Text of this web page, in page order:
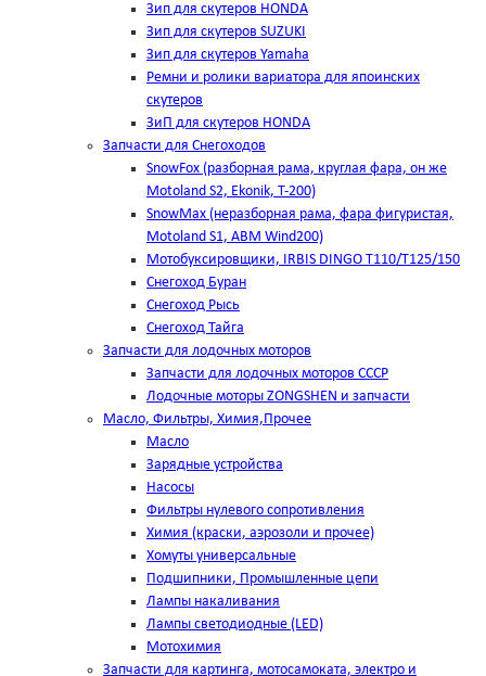
Зип для скутеров HONDA
Зип для скутеров SUZUKI
Зип для скутеров Yamaha
Ремни и ролики вариатора для япоинских
скутеров
ЗиП для скутеров HONDA
Запчасти для Снегоходов
SnowFox (разборная рама, круглая фара, он же
Motoland S2, Ekonik, T-200)
SnowMax (неразборная рама, фара фигуристая,
Motoland S1, ABM Wind200)
Мотобуксировщики, IRBIS DINGO Т110/Т125/150
Снегоход Буран
Снегоход Рысь
Снегоход Тайга
Запчасти для лодочных моторов
Запчасти для лодочных моторов СССР
Лодочные моторы ZONGSHEN и запчасти
Масло, Фильтры, Химия,Прочее
Масло
Зарядные устройства
Насосы
Фильтры нулевого сопротивления
Химия (краски, аэрозоли и прочее)
Хомуты универсальные
Подшипники, Промышленные цепи
Лампы накаливания
Лампы светодиодные (LED)
Мотохимия
Запчасти для картинга, мотосамоката, электро и